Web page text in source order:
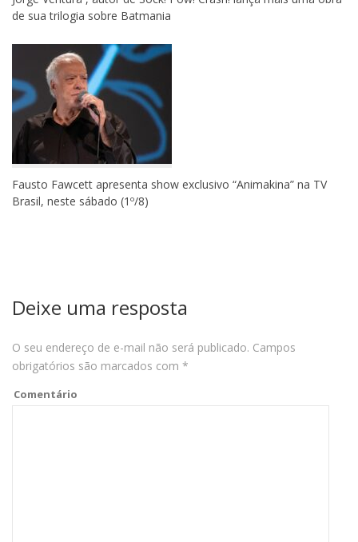
de sua trilogia sobre Batmania
Fausto Fawcett apresenta show exclusivo “Animakina” na TV
Brasil, neste sábado (1º/8)
Deixe uma resposta
O seu endereço de e-mail não será publicado. Campos
obrigatórios são marcados com *
Comentário